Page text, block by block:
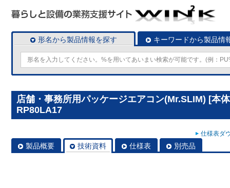
形名から製品情報を探す キーワードから製品情
店舗・事務所用パッケージエアコン(Mr.SLIM) [本
RP80LA17
仕様表ダ
製品概要 技術資料 仕様表 別売品